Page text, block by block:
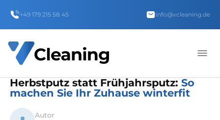
+49 179 215 58 45 info@vcleaning.de
Herbstputz statt Frühjahrsputz: So
machen Sie Ihr Zuhause winterfit
Autor